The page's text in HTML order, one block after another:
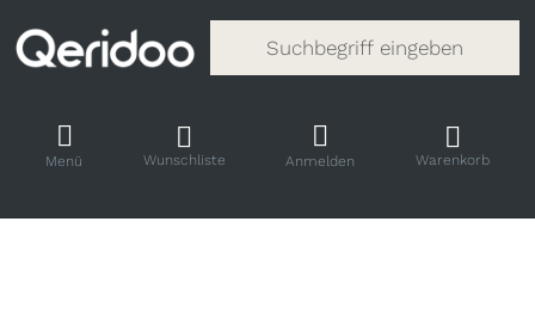
Menü Wunschliste Anmelden Warenkorb